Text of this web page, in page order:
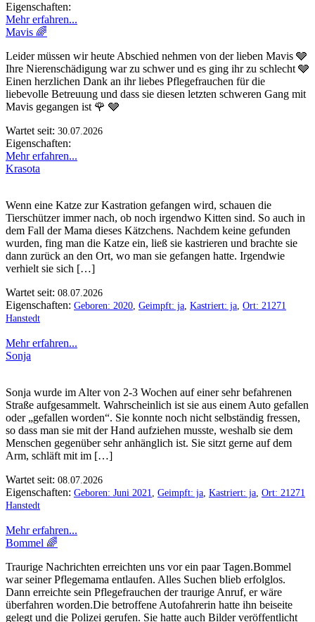
Eigenschaften:
Mehr erfahren...
Mavis 🌈
Leider müssen wir heute Abschied nehmen von der lieben Mavis 🩶
Ihre Nierenschädigung war zu schwer und es ging ihr zu schlecht 🩶
Einen herzlichen Dank an ihr liebes Pflegefrauchen für die
liebevolle Betreuung und dass sie diesen letzten schweren Gang mit
Mavis gegangen ist 🌹 🩶
Wartet seit: 30.07.2026
Eigenschaften:
Mehr erfahren...
Krasota
Wenn eine Katze zur Kastration gefangen wird, schauen die
Tierschützer immer nach, ob noch irgendwo Kitten sind. So auch in
dem Fall der Mama dieses Kätzchens. Nachdem keine gefunden
wurden, fing man die Katze ein, ließ sie kastrieren und brachte sie
dann zurück an den Ort, wo man sie gefangen hatte. Irgendwie
verhielt sie sich […]
Wartet seit: 08.07.2026
Eigenschaften: Geboren: 2020 Geimpft: ja Kastriert: ja Ort: 21271
Hanstedt
Mehr erfahren...
Sonja
Sonja wurde im Alter von 2-3 Wochen auf einer sehr befahrenen
Straße aufgesammelt. Wahrscheinlich ist sie aus einem Auto gefallen
oder „gefallen worden“. Sie konnte noch nicht selbständig fressen,
so dass man sie mit der Hand aufziehen musste, weshalb sie dem
Menschen gegenüber sehr anhänglich ist. Sie sitzt gerne auf dem
Arm, schläft mit im […]
Wartet seit: 08.07.2026
Eigenschaften: Geboren: Juni 2021 Geimpft: ja Kastriert: ja Ort: 21271
Hanstedt
Mehr erfahren...
Bommel 🌈
Traurige Nachrichten erreichten uns vor ein paar Tagen.Bommel
war seiner Pflegemama entlaufen. Alles Suchen blieb erfolglos.
Dann erreichte sein Pflegefrauchen der traurige Anruf, er wäre
überfahren worden.Die betroffene Autofahrerin hatte ihn beiseite
gelegt und die Polizei gerufen. Sie hatte auch Bilder veröffentlicht